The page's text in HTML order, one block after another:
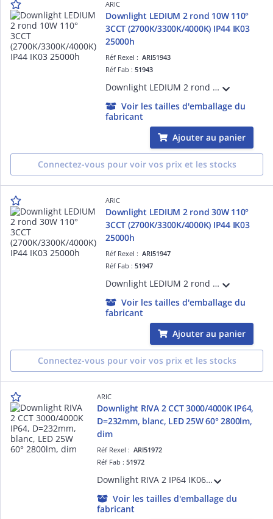
ARIC
Downlight LEDIUM 2 rond 10W 110°
3CCT (2700K/3300K/4000K) IP44 IK03
25000h
Réf Rexel : ARI51943
Réf Fab : 51943
Downlight LEDIUM 2 rond 10W 110° 3CCT (2700K/3300K/4000K) IP44 IK03 25000h, corps alu blanc avec driver intégré et bornier repiquable sans outil
Voir les tailles d'emballage du
fabricant
Ajouter au panier
Connectez-vous pour voir vos prix et les stocks
ARIC
Downlight LEDIUM 2 rond 30W 110°
3CCT (2700K/3300K/4000K) IP44 IK03
25000h
Réf Rexel : ARI51947
Réf Fab : 51947
Downlight LEDIUM 2 rond 30W 110° 3CCT (2700K/3300K/4000K) IP44 IK03 25000h, corps alu blanc avec driver intégré et bornier repiquable sans outil
Voir les tailles d'emballage du
fabricant
Ajouter au panier
Connectez-vous pour voir vos prix et les stocks
ARIC
Downlight RIVA 2 CCT 3000/4000K IP64,
D=232mm, blanc, LED 25W 60° 2800lm,
dim
Réf Rexel :ARI51972
Réf Fab :51972
Downlight RIVA 2 IP64 IK06, D=220mm, blanc, LED intégrée 25,15W 60° CCT 3000-4000K 2800lm UGR19, Alimentation 700mA séparée fournie, boite de connexion repiquable sans outil, variable par coupure de phase, 50000H
Voir les tailles d'emballage du
fabricant